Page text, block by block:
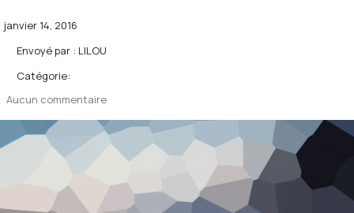
janvier 14, 2016
Envoyé par : LILOU
Catégorie:
Aucun commentaire